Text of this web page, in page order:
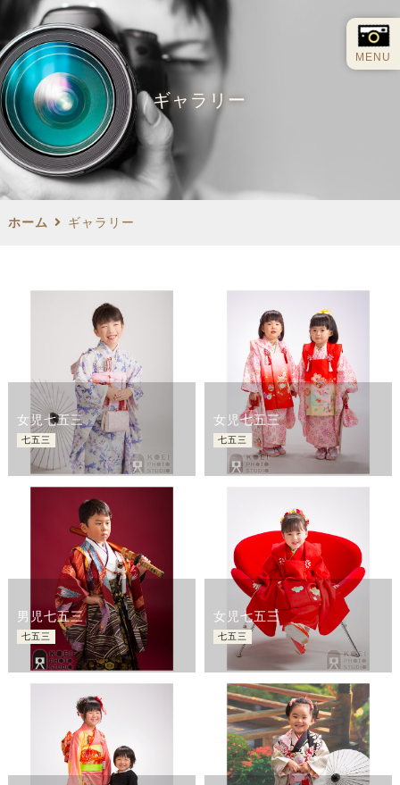
MENU
ギャラリー
ホーム ギャラリー
女児七五三
七五三
女児七五三
七五三
男児七五三
七五三
女児七五三
七五三